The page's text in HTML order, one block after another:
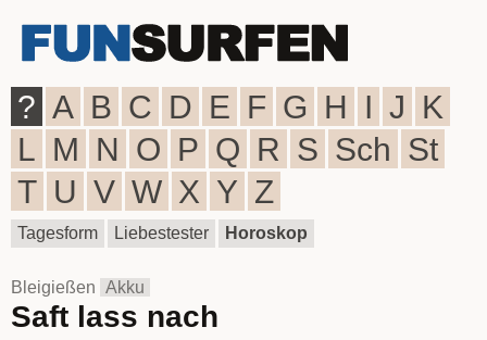
? A B C D E F G H I J K
L M N O P Q R S Sch St
T U V W X Y Z
Tagesform Liebestester Horoskop
Bleigießen Akku
Saft lass nach